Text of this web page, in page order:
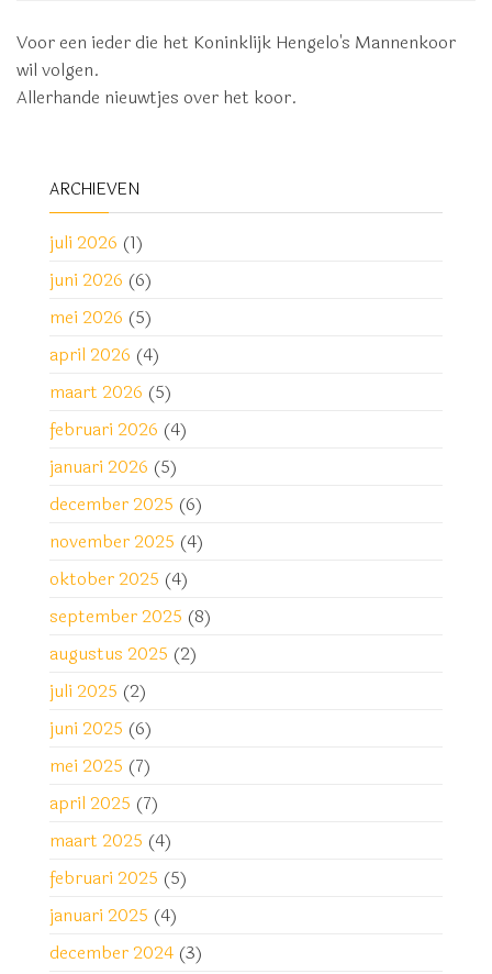
Voor een ieder die het Koninklijk Hengelo's Mannenkoor
wil volgen.
Allerhande nieuwtjes over het koor.
ARCHIEVEN
juli 2026 (1)
juni 2026 (6)
mei 2026 (5)
april 2026 (4)
maart 2026 (5)
februari 2026 (4)
januari 2026 (5)
december 2025 (6)
november 2025 (4)
oktober 2025 (4)
september 2025 (8)
augustus 2025 (2)
juli 2025 (2)
juni 2025 (6)
mei 2025 (7)
april 2025 (7)
maart 2025 (4)
februari 2025 (5)
januari 2025 (4)
december 2024 (3)